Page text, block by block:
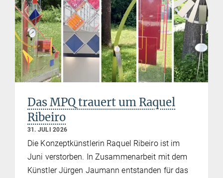
Das MPQ trauert um Raquel
Ribeiro
31. JULI 2026
Die Konzeptkünstlerin Raquel Ribeiro ist im
Juni verstorben. In Zusammenarbeit mit dem
Künstler Jürgen Jaumann entstanden für das